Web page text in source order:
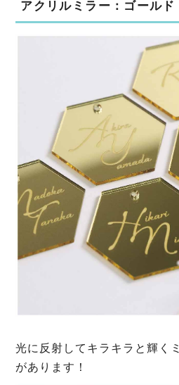
アクリルミラー：ゴールド
光に反射してキラキラと輝く
があります！